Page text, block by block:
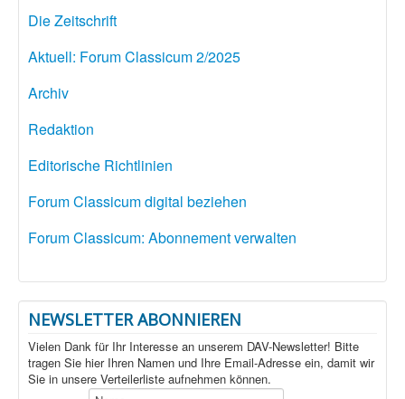
Die Zeitschrift
Aktuell: Forum Classicum 2/2025
Archiv
Redaktion
Editorische Richtlinien
Forum Classicum digital beziehen
Forum Classicum: Abonnement verwalten
NEWSLETTER ABONNIEREN
Vielen Dank für Ihr Interesse an unserem DAV-Newsletter! Bitte
tragen Sie hier Ihren Namen und Ihre Email-Adresse ein, damit wir
Sie in unsere Verteilerliste aufnehmen können.